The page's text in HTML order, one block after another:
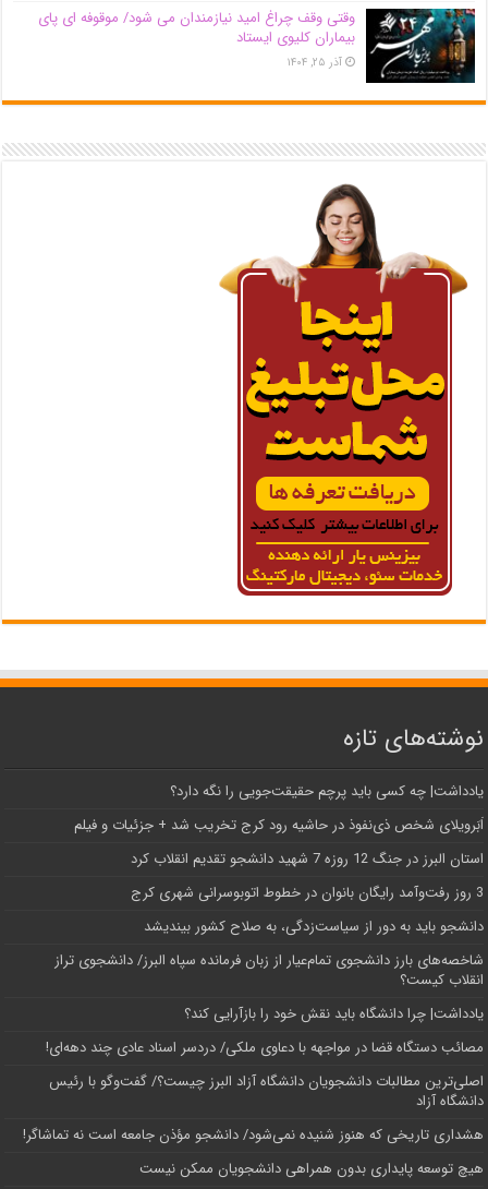
وقتی وقف چراغ امید نیازمندان می شود/ موقوفه ای پای
بیماران کلیوی ایستاد
آذر ۲۵, ۱۴۰۴
نوشته‌های تازه
یادداشت| ‌چه کسی باید پرچم حقیقت‌جویی را نگه دارد؟
اَبَر‌ویلای شخص ذی‌نفوذ در حاشیه‌ رود کرج تخریب شد + جزئیات و فیلم
استان البرز در جنگ 12 روزه 7 شهید دانشجو تقدیم انقلاب کرد
3 روز رفت‌وآمد رایگان بانوان در خطوط اتوبوسرانی شهری کرج
دانشجو باید به دور از سیاست‌زدگی، به صلاح کشور بیندیشد
شاخصه‌های بارز دانشجوی تمام‌عیار از زبان فرمانده سپاه البرز/ دانشجوی تراز
انقلاب کیست؟
یادداشت| چرا دانشگاه باید نقش خود را بازآرایی کند؟
مصائب دستگاه قضا در مواجهه با دعاوی ملکی/ دردسر اسناد عادی چند‌ دهه‌ای!
اصلی‌ترین مطالبات دانشجویان دانشگاه آزاد البرز چیست؟/ گفت‌وگو با رئیس
دانشگاه آز‌اد
هشداری تاریخی که هنوز شنیده نمی‌شود/ دانشجو مؤذن جامعه است نه تماشاگر!
هیچ توسعه پایداری بدون همراهی دانشجویان ممکن نیست